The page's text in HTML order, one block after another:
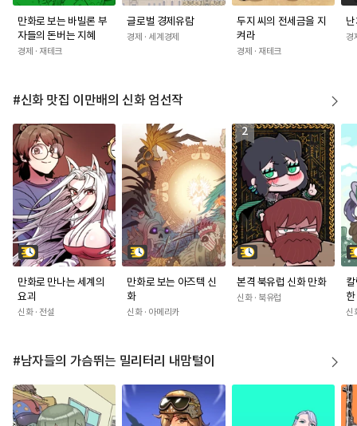
만화로 보는 바빌론 부
자들의 돈버는 지혜
경제 · 재테크
글로벌 경제유람
경제 · 세계경제
두지 씨의 전세금을 지
켜라
경제 · 재테크
경
#신화 맛집 이만배의 신화 엄선작
만화로 만나는 세계의
요괴
신화 · 전설
만화로 보는 아즈텍 신
화
신화 · 아메리카
2
본격 북유럽 신화 만화
신화 · 북유럽
신
#남자들의 가슴뛰는 밀리터리 내맘털이